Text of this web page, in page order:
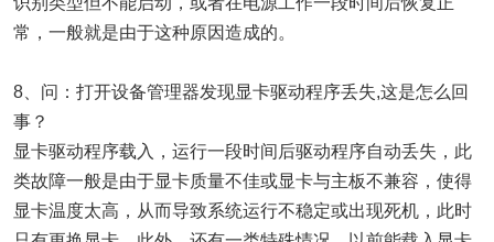
常，一般就是由于这种原因造成的。
8、问：打开设备管理器发现显卡驱动程序丢失,这是怎么回
事？
显卡驱动程序载入，运行一段时间后驱动程序自动丢失，此
类故障一般是由于显卡质量不佳或显卡与主板不兼容，使得
显卡温度太高，从而导致系统运行不稳定或出现死机，此时